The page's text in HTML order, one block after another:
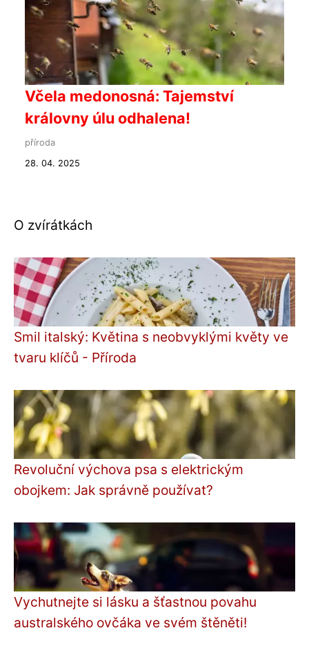
Včela medonosná: Tajemství
královny úlu odhalena!
příroda
28. 04. 2025
O zvírátkách
Smil italský: Květina s neobvyklými květy ve
tvaru klíčů - Příroda
Revoluční výchova psa s elektrickým
obojkem: Jak správně používat?
Vychutnejte si lásku a šťastnou povahu
australského ovčáka ve svém štěněti!